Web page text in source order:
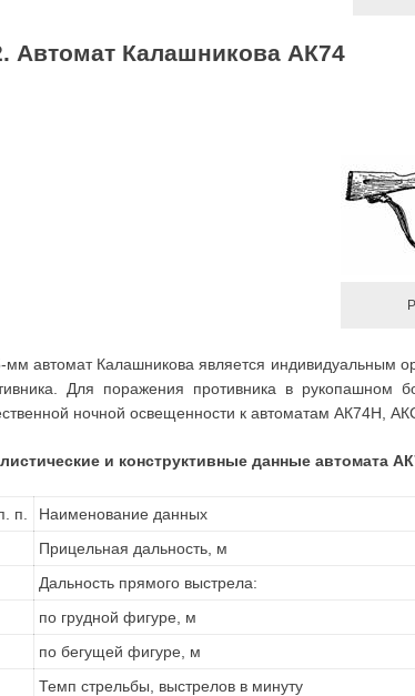
Автомат Калашникова АК74
мм автомат Калашникова является индивидуальным
Для поражения противника в рукопашном
ночной освещенности к автоматам АК74Н,
и конструктивные данные автомата
п. Наименование данных
Прицельная дальность, м
Дальность прямого выстрела:
по грудной фигуре, м
по бегущей фигуре, м
Темп стрельбы, выстрелов в минуту